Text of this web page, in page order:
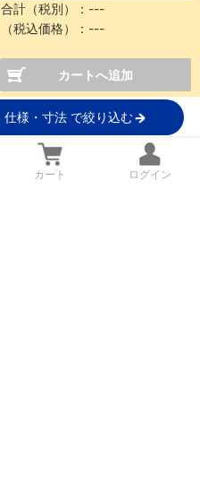
合計（税別）： ---
（税込価格）： ---
カートへ追加
仕様・寸法 で絞り込む
カート ログイン